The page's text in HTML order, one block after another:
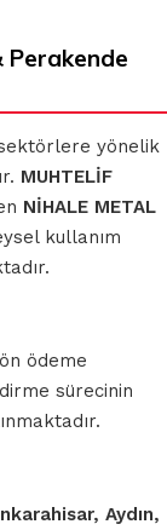
Perakende
yönelik
MUHTELİF
NİHALE METAL
kullanım
ödeme
sürecinin
Aydın,